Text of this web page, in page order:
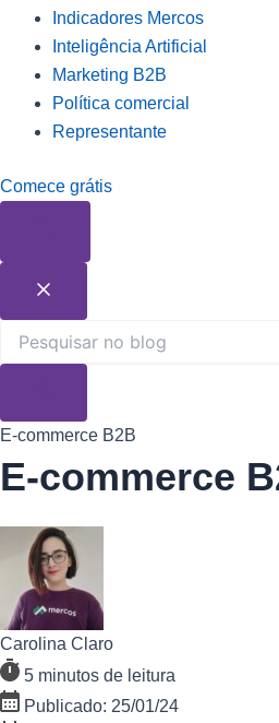
Indicadores Mercos
Inteligência Artificial
Marketing B2B
Política comercial
Representante
Comece grátis
E-commerce B2B
E-commerce
Carolina Claro
5 minutos de leitura
Publicado: 25/01/24